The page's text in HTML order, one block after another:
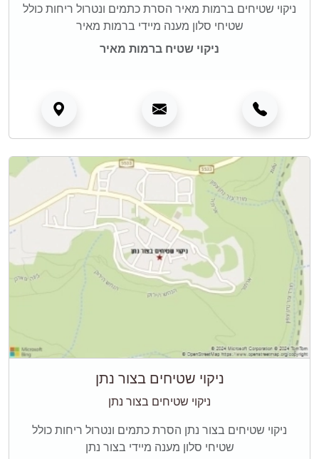
ניקוי שטיחים ברמות מאיר הסרת כתמים ונטרול ריחות כולל
שטיחי סלון מענה מיידי ברמות מאיר
ניקוי שטיח ברמות מאיר
ניקוי שטיחים בצור נתן
ניקוי שטיחים בצור נתן
ניקוי שטיחים בצור נתן הסרת כתמים ונטרול ריחות כולל
שטיחי סלון מענה מיידי בצור נתן